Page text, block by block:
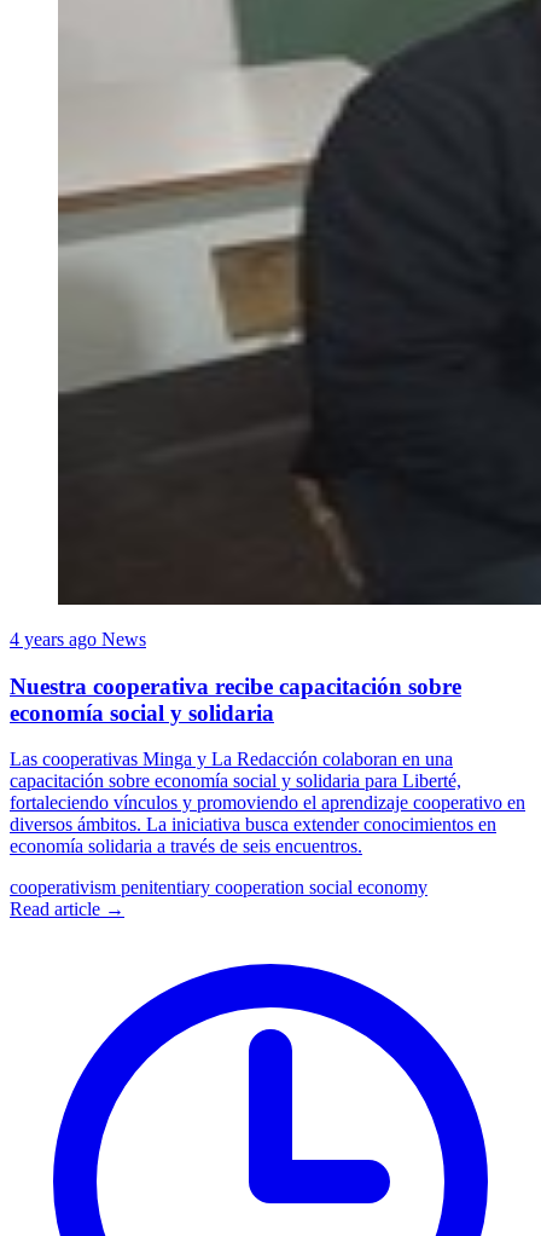
4 years ago News
Nuestra cooperativa recibe capacitación sobre
economía social y solidaria
Las cooperativas Minga y La Redacción colaboran en una
capacitación sobre economía social y solidaria para Liberté,
fortaleciendo vínculos y promoviendo el aprendizaje cooperativo en
diversos ámbitos. La iniciativa busca extender conocimientos en
economía solidaria a través de seis encuentros.
cooperativism penitentiary cooperation social economy
Read article →